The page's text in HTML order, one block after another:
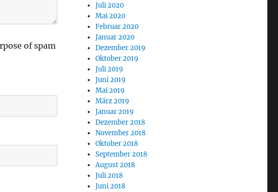
of spam
Juli 2020
Mai 2020
Februar 2020
Januar 2020
Dezember 2019
Oktober 2019
Juli 2019
Juni 2019
Mai 2019
März 2019
Januar 2019
Dezember 2018
November 2018
Oktober 2018
September 2018
August 2018
Juli 2018
Juni 2018